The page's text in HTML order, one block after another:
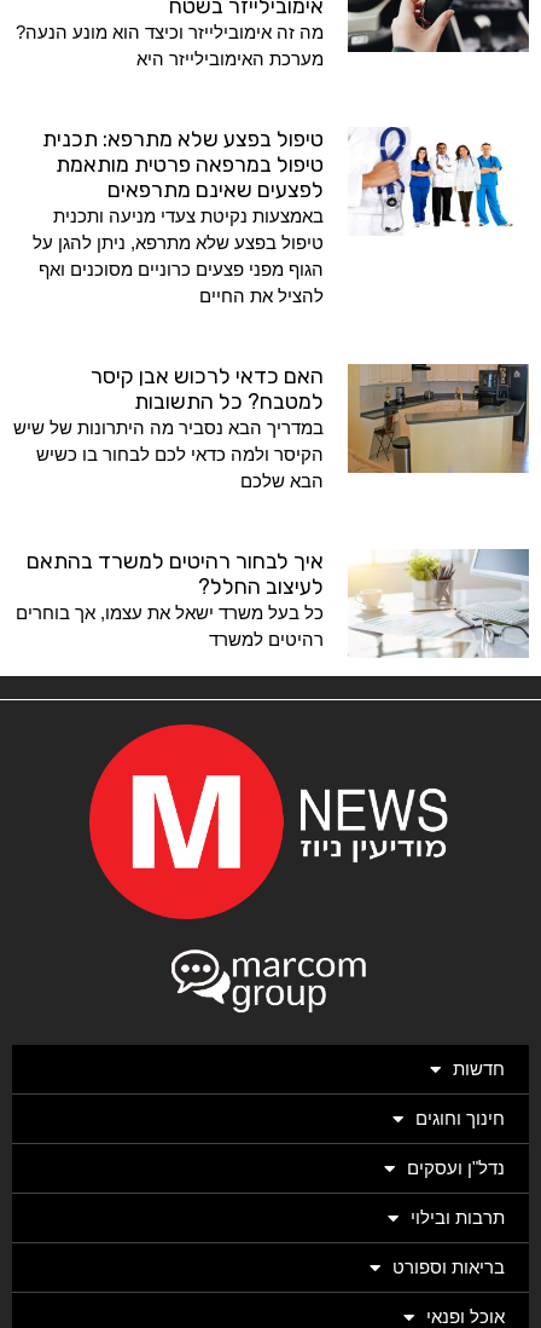
אימובילייזר בשטח
מה זה אימובילייזר וכיצד הוא מונע הנעה?
מערכת האימובילייזר היא
טיפול בפצע שלא מתרפא: תכנית
טיפול במרפאה פרטית מותאמת
לפצעים שאינם מתרפאים
באמצעות נקיטת צעדי מניעה ותכנית
טיפול בפצע שלא מתרפא, ניתן להגן על
הגוף מפני פצעים כרוניים מסוכנים ואף
להציל את החיים
האם כדאי לרכוש אבן קיסר
למטבח? כל התשובות
במדריך הבא נסביר מה היתרונות של שיש
הקיסר ולמה כדאי לכם לבחור בו כשיש
הבא שלכם
איך לבחור רהיטים למשרד בהתאם
לעיצוב החלל?
כל בעל משרד ישאל את עצמו, אך בוחרים
רהיטים למשרד
חדשות
חינוך וחוגים
נדל"ן ועסקים
תרבות ובילוי
בריאות וספורט
אוכל ופנאי